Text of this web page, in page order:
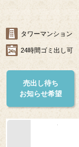
タワーマンション
売出し待ち
お知らせ希望